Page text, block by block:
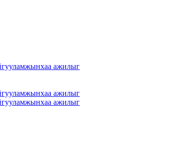
ажилыг
ажилыг
ажилыг